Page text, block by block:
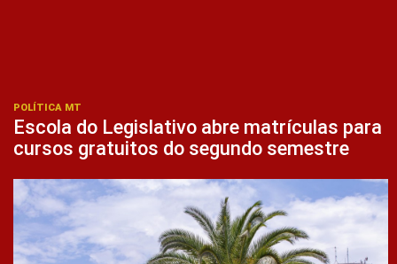
POLÍTICA MT
Escola do Legislativo abre matrículas para
cursos gratuitos do segundo semestre